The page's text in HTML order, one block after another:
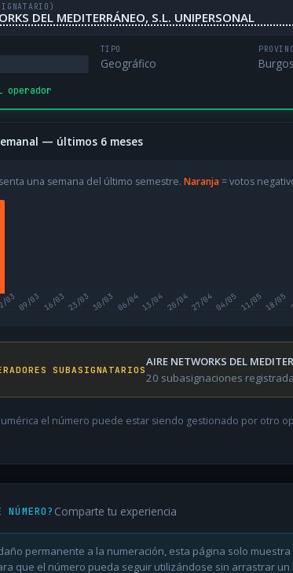
DEL MEDITERRÁNEO, S.L. UNIPERSONAL
TIPO
Geográfico Burgos
operador
— últimos 6 meses
una semana del último semestre. Naranja= votos
03 09/03 16/03 23/03 30/03 06/0413/04 20/0427/0404/05 11/0518/05
SUBASIGNATARIOS
AIRE NETWORKS DEL
20 subasignaciones
el número puede estar siendo gestionado por otro
Comparte tu experiencia
permanente a la numeración, esta página solo muestra
que el número pueda seguir utilizándose sin arrastrar